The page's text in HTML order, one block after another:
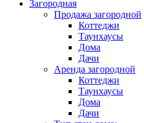
Загородная
Продажа загородной
Коттеджи
Таунхаусы
Дома
Дачи
Аренда загородной
Коттеджи
Таунхаусы
Дома
Дачи